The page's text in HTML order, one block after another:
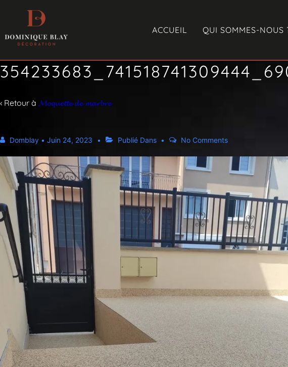
ACCUEIL QUI SOMMES-NOUS
‹ Retour à 𝓜𝓸𝓺𝓾𝓮𝓽𝓽𝓮 𝓭𝓮 𝓶𝓪𝓻𝓫𝓻𝓮
Domblay • Juin 24, 2023 Publié Dans No Comments